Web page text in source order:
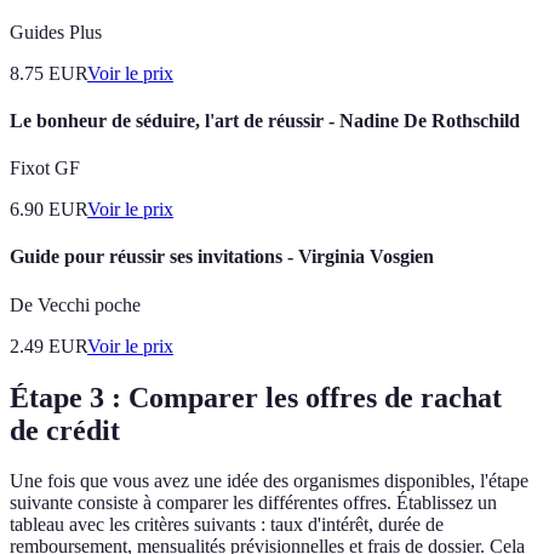
Guides Plus
8.75 EURVoir le prix
Le bonheur de séduire, l'art de réussir - Nadine De Rothschild
Fixot GF
6.90 EURVoir le prix
Guide pour réussir ses invitations - Virginia Vosgien
De Vecchi poche
2.49 EURVoir le prix
Étape 3 : Comparer les offres de rachat
de crédit
Une fois que vous avez une idée des organismes disponibles, l'étape
suivante consiste à comparer les différentes offres. Établissez un
tableau avec les critères suivants : taux d'intérêt, durée de
remboursement, mensualités prévisionnelles et frais de dossier. Cela